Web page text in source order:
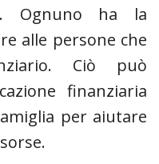
Ognuno ha la
alle persone che
Ciò può
finanziaria
per aiutare